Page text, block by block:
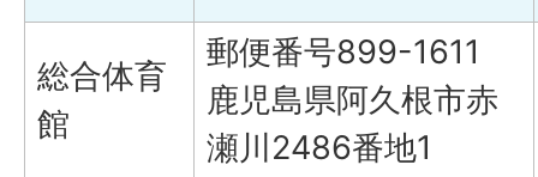
総合体育
館
郵便番号899-1611
鹿児島県阿久根市赤
瀬川2486番地1